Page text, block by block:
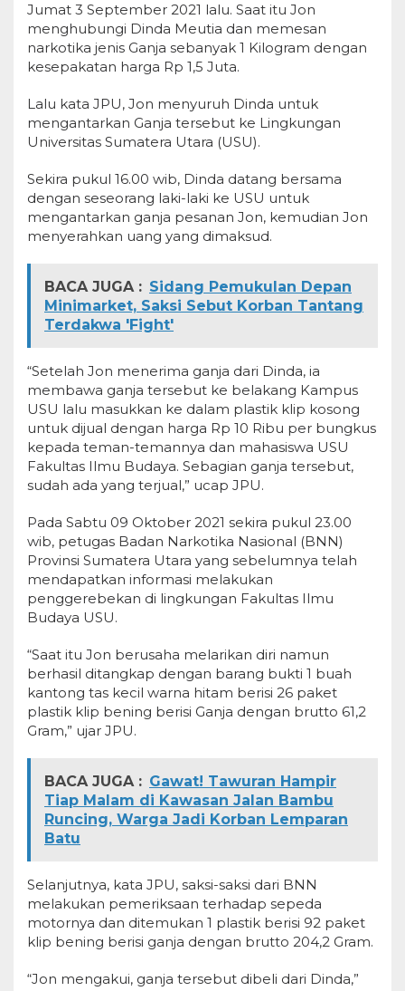
Jumat 3 September 2021 lalu. Saat itu Jon
menghubungi Dinda Meutia dan memesan
narkotika jenis Ganja sebanyak 1 Kilogram dengan
kesepakatan harga Rp 1,5 Juta.
Lalu kata JPU, Jon menyuruh Dinda untuk
mengantarkan Ganja tersebut ke Lingkungan
Universitas Sumatera Utara (USU).
Sekira pukul 16.00 wib, Dinda datang bersama
dengan seseorang laki-laki ke USU untuk
mengantarkan ganja pesanan Jon, kemudian Jon
menyerahkan uang yang dimaksud.
BACA JUGA : Sidang Pemukulan Depan
Minimarket, Saksi Sebut Korban Tantang
Terdakwa 'Fight'
“Setelah Jon menerima ganja dari Dinda, ia
membawa ganja tersebut ke belakang Kampus
USU lalu masukkan ke dalam plastik klip kosong
untuk dijual dengan harga Rp 10 Ribu per bungkus
kepada teman-temannya dan mahasiswa USU
Fakultas Ilmu Budaya. Sebagian ganja tersebut,
sudah ada yang terjual,” ucap JPU.
Pada Sabtu 09 Oktober 2021 sekira pukul 23.00
wib, petugas Badan Narkotika Nasional (BNN)
Provinsi Sumatera Utara yang sebelumnya telah
mendapatkan informasi melakukan
penggerebekan di lingkungan Fakultas Ilmu
Budaya USU.
“Saat itu Jon berusaha melarikan diri namun
berhasil ditangkap dengan barang bukti 1 buah
kantong tas kecil warna hitam berisi 26 paket
plastik klip bening berisi Ganja dengan brutto 61,2
Gram,” ujar JPU.
BACA JUGA : Gawat! Tawuran Hampir
Tiap Malam di Kawasan Jalan Bambu
Runcing, Warga Jadi Korban Lemparan
Batu
Selanjutnya, kata JPU, saksi-saksi dari BNN
melakukan pemeriksaan terhadap sepeda
motornya dan ditemukan 1 plastik berisi 92 paket
klip bening berisi ganja dengan brutto 204,2 Gram.
“Jon mengakui, ganja tersebut dibeli dari Dinda,”